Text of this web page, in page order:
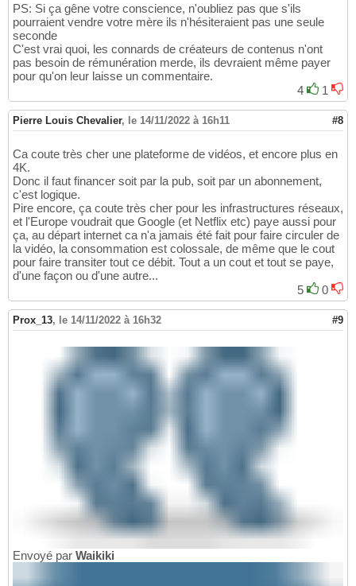
PS: Si ça gêne votre conscience, n'oubliez pas que s'ils
pourraient vendre votre mère ils n'hésiteraient pas une seule
seconde
C'est vrai quoi, les connards de créateurs de contenus n'ont
pas besoin de rémunération merde, ils devraient même payer
pour qu'on leur laisse un commentaire.
4
1
Pierre Louis Chevalier, le 14/11/2022 à 16h11 #8
Ca coute très cher une plateforme de vidéos, et encore plus en
4K.
Donc il faut financer soit par la pub, soit par un abonnement,
c'est logique.
Pire encore, ça coute très cher pour les infrastructures réseaux,
et l'Europe voudrait que Google (et Netflix etc) paye aussi pour
ça, au départ internet ca n'a jamais été fait pour faire circuler de
la vidéo, la consommation est colossale, de même que le cout
pour faire transiter tout ce débit. Tout a un cout et tout se paye,
d'une façon ou d'une autre...
5
0
Prox_13, le 14/11/2022 à 16h32 #9
Envoyé par Waikiki